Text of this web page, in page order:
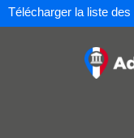
Télécharger la liste